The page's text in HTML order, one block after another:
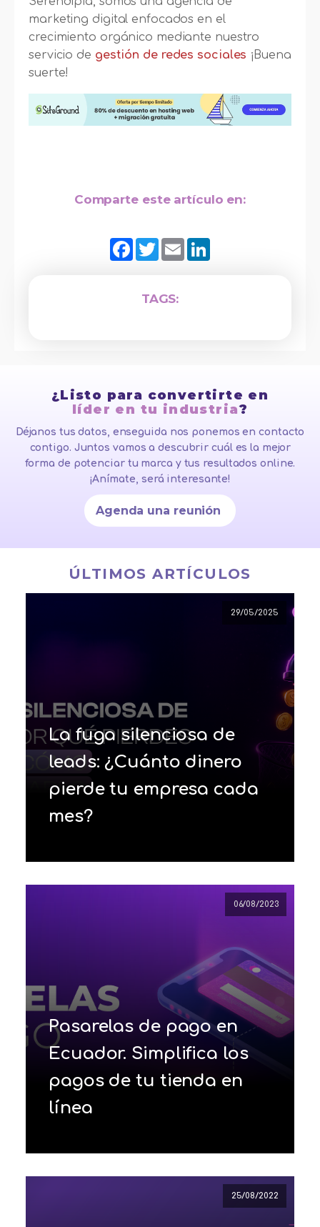
marketing digital enfocados en el
crecimiento orgánico mediante nuestro
servicio de gestión de redes sociales ¡Buena
suerte!
Comparte este artículo en:
Facebook
TwitterEmail
TAGS:
¿Listo para convertirte en
líder en tu industria?
Déjanos tus datos, enseguida nos ponemos en contacto
contigo. Juntos vamos a descubrir cuál es la mejor
forma de potenciar tu marca y tus resultados online.
¡Anímate, será interesante!
Agenda una reunión
ÚLTIMOS ARTÍCULOS
29/05/2025
La fuga silenciosa de
leads: ¿Cuánto dinero
pierde tu empresa cada
mes?
06/08/2023
Pasarelas de pago en
Ecuador. Simplifica los
pagos de tu tienda en
línea
25/08/2022